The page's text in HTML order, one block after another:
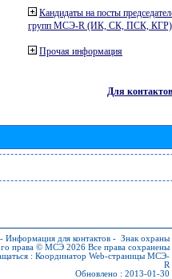
Кандидаты на посты
групп МСЭ-R (ИК, СК, ПСК, КГР)
Прочая информация
Для контактов
- Информация для контактов - Знак охраны
права © МСЭ 2026 Все права сохранены
: Координатор Web-страницы МСЭ-
R
Обновлено : 2013-01-30